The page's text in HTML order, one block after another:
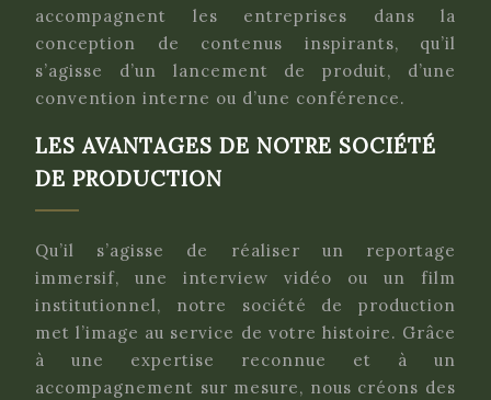
accompagnent les entreprises dans la
conception de contenus inspirants, qu’il
s’agisse d’un lancement de produit, d’une
convention interne ou d’une conférence.
LES AVANTAGES DE NOTRE SOCIÉTÉ
DE PRODUCTION
Qu’il s’agisse de réaliser un reportage
immersif, une interview vidéo ou un film
institutionnel, notre société de production
met l’image au service de votre histoire. Grâce
à une expertise reconnue et à un
accompagnement sur mesure, nous créons des